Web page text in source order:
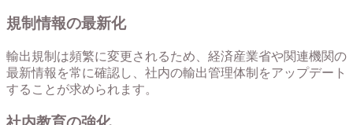
規制情報の最新化
輸出規制は頻繁に変更されるため、経済産業省や関連機関の
最新情報を常に確認し、社内の輸出管理体制をアップデート
することが求められます。